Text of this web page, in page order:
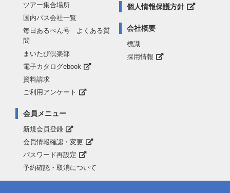
ツアー集合場所
国内バス会社一覧
毎日あるぺん号 よくある質
問
まいたび倶楽部
電子カタログebook
資料請求
ご利用アンケート
会員メニュー
新規会員登録
会員情報確認・変更
パスワード再設定
予約確認・取消について
個人情報保護方針
会社概要
標識
採用情報